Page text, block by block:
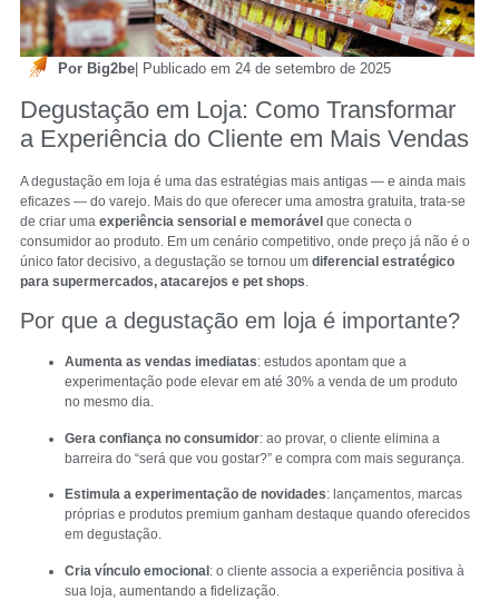
Por Big2be| Publicado em 24 de setembro de 2025
Degustação em Loja: Como Transformar
a Experiência do Cliente em Mais Vendas
A degustação em loja é uma das estratégias mais antigas — e ainda mais
eficazes — do varejo. Mais do que oferecer uma amostra gratuita, trata-se
de criar uma experiência sensorial e memorável que conecta o
consumidor ao produto. Em um cenário competitivo, onde preço já não é o
único fator decisivo, a degustação se tornou um diferencial estratégico
para supermercados, atacarejos e pet shops.
Por que a degustação em loja é importante?
Aumenta as vendas imediatas: estudos apontam que a
experimentação pode elevar em até 30% a venda de um produto
no mesmo dia.
Gera confiança no consumidor: ao provar, o cliente elimina a
barreira do “será que vou gostar?” e compra com mais segurança.
Estimula a experimentação de novidades: lançamentos, marcas
próprias e produtos premium ganham destaque quando oferecidos
em degustação.
Cria vínculo emocional: o cliente associa a experiência positiva à
sua loja, aumentando a fidelização.